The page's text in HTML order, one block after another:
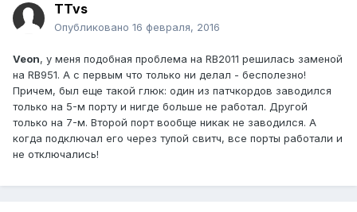
TTvs
Опубликовано 16 февраля, 2016
Veon, у меня подобная проблема на RB2011 решилась заменой
на RB951. А с первым что только ни делал - бесполезно!
Причем, был еще такой глюк: один из патчкордов заводился
только на 5-м порту и нигде больше не работал. Другой
только на 7-м. Второй порт вообще никак не заводился. А
когда подключал его через тупой свитч, все порты работали и
не отключались!